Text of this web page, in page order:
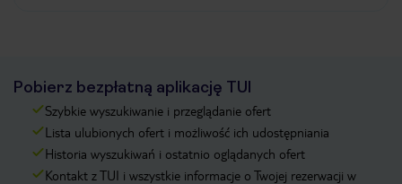
Pobierz bezpłatną aplikację TUI
Szybkie wyszukiwanie i przeglądanie ofert
Lista ulubionych ofert i możliwość ich udostępniania
Historia wyszukiwań i ostatnio oglądanych ofert
Kontakt z TUI i wszystkie informacje o Twojej rezerwacji w